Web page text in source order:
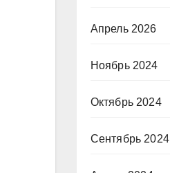
Апрель 2026
Ноябрь 2024
Октябрь 2024
Сентябрь 2024